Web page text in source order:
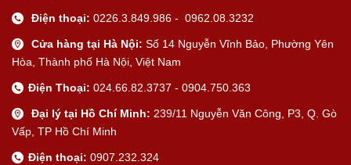
Điện thoại: 0226.3.849.986 - 0962.08.3232
Cửa hàng tại Hà Nội: Số 14 Nguyễn Vĩnh Bảo, Phường Yên
Hòa, Thành phố Hà Nội, Việt Nam
Điện Thoại: 024.66.82.3737 - 0904.750.363
Đại lý tại Hồ Chí Minh: 239/11 Nguyễn Văn Công, P3, Q. Gò
Vấp, TP Hồ Chí Minh
Điện thoại: 0907.232.324